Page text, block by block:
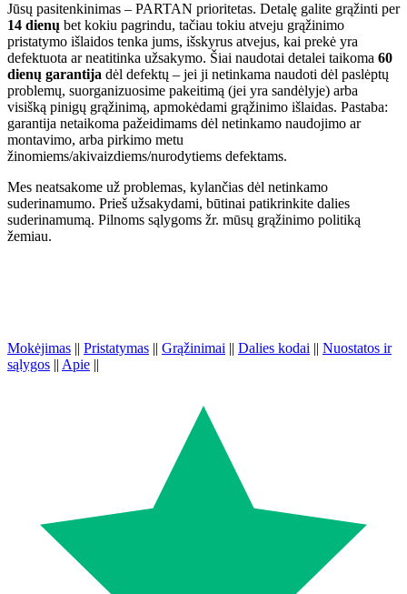
Jūsų pasitenkinimas – PARTAN prioritetas. Detalę galite grąžinti per
14 dienų bet kokiu pagrindu, tačiau tokiu atveju grąžinimo
pristatymo išlaidos tenka jums, išskyrus atvejus, kai prekė yra
defektuota ar neatitinka užsakymo. Šiai naudotai detalei taikoma 60
dienų garantija dėl defektų – jei ji netinkama naudoti dėl paslėptų
problemų, suorganizuosime pakeitimą (jei yra sandėlyje) arba
visišką pinigų grąžinimą, apmokėdami grąžinimo išlaidas. Pastaba:
garantija netaikoma pažeidimams dėl netinkamo naudojimo ar
montavimo, arba pirkimo metu
žinomiems/akivaizdiems/nurodytiems defektams.
Mes neatsakome už problemas, kylančias dėl netinkamo
suderinamumo. Prieš užsakydami, būtinai patikrinkite dalies
suderinamumą. Pilnoms sąlygoms žr. mūsų grąžinimo politiką
žemiau.
Mokėjimas || Pristatymas || Grąžinimai || Dalies kodai || Nuostatos ir
sąlygos || Apie ||